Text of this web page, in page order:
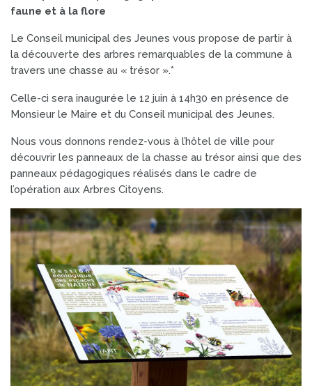
faune et à la flore
Le Conseil municipal des Jeunes vous propose de partir à
la découverte des arbres remarquables de la commune à
travers une chasse au « trésor ».*
Celle-ci sera inaugurée le 12 juin à 14h30 en présence de
Monsieur le Maire et du Conseil municipal des Jeunes.
Nous vous donnons rendez-vous à l’hôtel de ville pour
découvrir les panneaux de la chasse au trésor ainsi que des
panneaux pédagogiques réalisés dans le cadre de
l’opération aux Arbres Citoyens.